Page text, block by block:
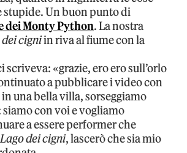
stupide. Un buon punto di
dei Monty Python. La nostra
cigniin riva al fiume con la
scriveva: «grazie, ero ero sull’orlo
a pubblicare i video con
una bella villa, sorseggiamo
con voi e vogliamo
a essere performer che
Lago dei cigni, lascerò che sia mio